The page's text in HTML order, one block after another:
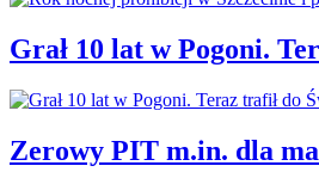
Grał 10 lat w Pogoni.
Zerowy PIT m.in. dla